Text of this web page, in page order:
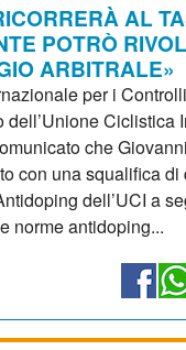
AL
POTRÒ
ARBITRALE»
per i
dell’Unione Ciclistica
che
con una squalifica di
dell’UCI a
norme antidoping...